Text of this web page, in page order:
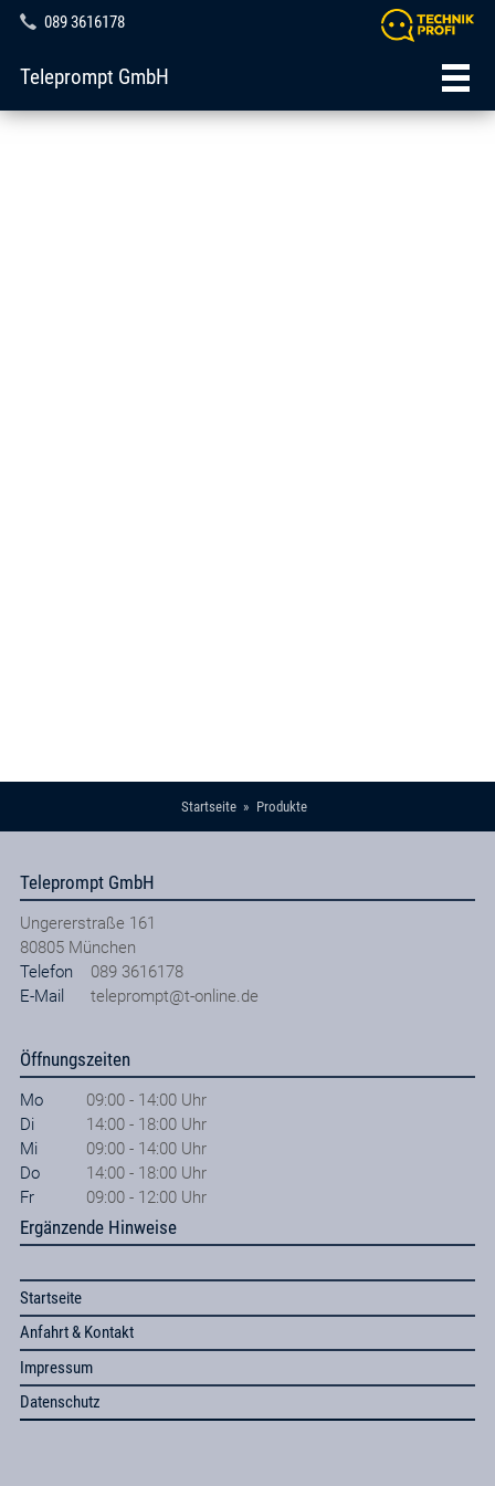
089 3616178
Teleprompt GmbH
Startseite Produkte
Teleprompt GmbH
Ungererstraße 161
80805 München
Telefon
089 3616178
E-Mail
teleprompt@t-online.de
Öffnungszeiten
Mo
09:00 - 14:00 Uhr
Di
14:00 - 18:00 Uhr
Mi
09:00 - 14:00 Uhr
Do
14:00 - 18:00 Uhr
Fr
09:00 - 12:00 Uhr
Ergänzende Hinweise
Startseite
Anfahrt & Kontakt
Impressum
Datenschutz